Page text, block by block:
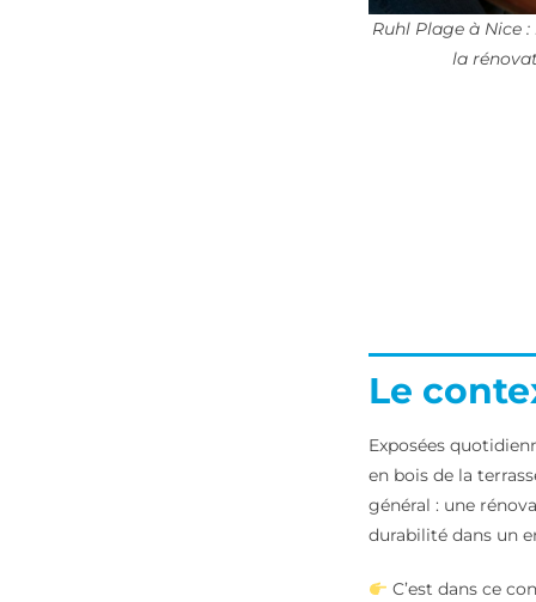
Ruhl Plage à Nice :
la
Le
Exposées
en bois de la
général : une
durabilité dans un
C’est dans ce